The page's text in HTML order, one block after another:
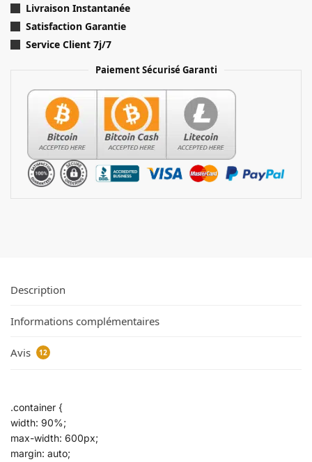
Livraison Instantanée
Satisfaction Garantie
Service Client 7j/7
Paiement Sécurisé Garanti
Description
Informations complémentaires
Avis 12
.container {
width: 90%;
max-width: 600px;
margin: auto;